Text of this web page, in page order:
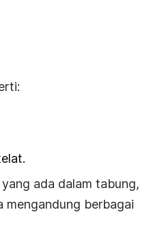
ada dalam tabung,
mengandung berbagai